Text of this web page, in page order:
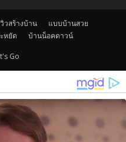
วสร้างบ้าน
แบบบ้านสวย
หยัด บ้านน็อคดาวน์
Go